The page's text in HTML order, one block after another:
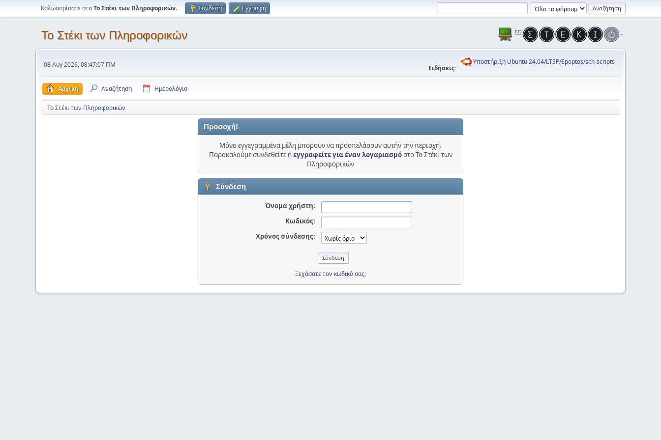
Καλωσορίσατε στοΤο Στέκι των Πληροφορικών. Σύνδεση Εγγραφή
Το Στέκι των Πληροφορικών
08 Αυγ 2026, 08:47:07 ΠΜ Ειδήσεις:
Υποστήριξη Ubuntu 24.04/LTSP/Epoptes/sch-scripts
Αρχική Αναζήτηση Ημερολόγιο
Το Στέκι των Πληροφορικών
Προσοχή!
Μόνο εγγεγραμμένα μέλη μπορούν να προσπελάσουν αυτήν την περιοχή.
Παρακαλούμε συνδεθείτε ήεγγραφείτε για έναν λογαριασμόστο Το Στέκι των
Πληροφορικών
Σύνδεση
Όνομα χρήστη:
Κωδικός:
Χρόνος σύνδεσης:
Ξεχάσατε τον κωδικό σας;